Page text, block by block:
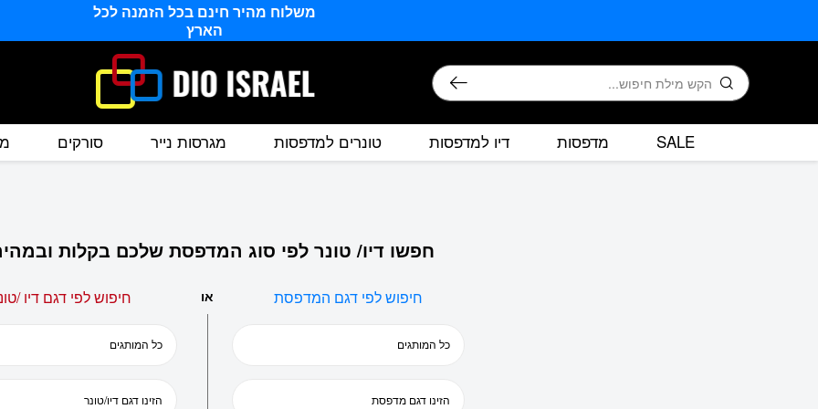
משלוח מהיר חינם בכל הזמנה לכל
הארץ
חיפוש
SALE מדפסות דיו למדפסות טונרים למדפסות מגרסות נייר סורקים
חפשו דיו/ טונר לפי סוג המדפסת שלכם בקלות
חיפוש לפי דגם המדפסת או חיפוש לפי דגם דיו /